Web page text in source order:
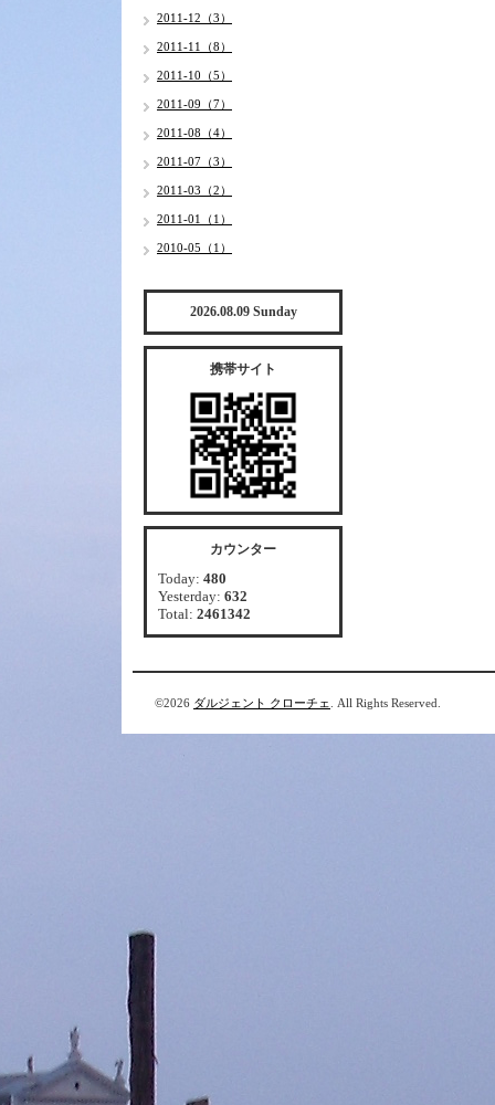
2011-12（3）
2011-11（8）
2011-10（5）
2011-09（7）
2011-08（4）
2011-07（3）
2011-03（2）
2011-01（1）
2010-05（1）
2026.08.09 Sunday
携帯サイト
カウンター
Today: 480
Yesterday: 632
Total: 2461342
©2026 ダルジェント クローチェ . All Rights Reserved.